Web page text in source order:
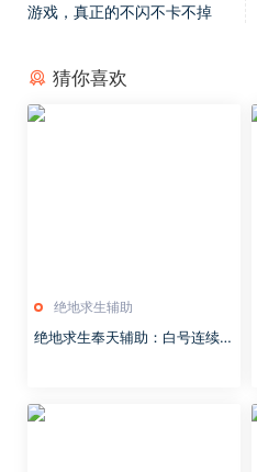
游戏，真正的不闪不卡不掉
猜你喜欢
绝地求生辅助
绝地求生奉天辅助：白号连续5